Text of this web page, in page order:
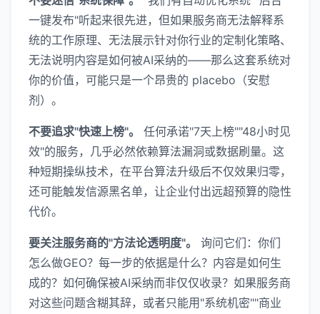
一键发布"听起来很先进，但如果服务商无法解释系
统的工作原理、无法展示针对你行业的定制化策略、
无法说明内容是如何被AI采纳的——那么这套系统对
你的价值，可能只是一个昂贵的 placebo（安慰
剂）。
不要追求"快速上榜"。
任何承诺"7天上榜""48小时见
效"的服务，几乎必然依赖算法漏洞或数据刷量。这
种短期操纵技术，在平台算法升级后不仅效果归零，
还可能触发信源黑名单，让企业付出远超预算的隐性
代价。
要关注服务商的"方法论透明度"。
询问它们：你们
怎么做GEO？每一步的依据是什么？内容是如何生
成的？如何确保被AI采纳而非仅仅收录？如果服务商
对这些问题含糊其辞，或者只能用"系统机密""商业